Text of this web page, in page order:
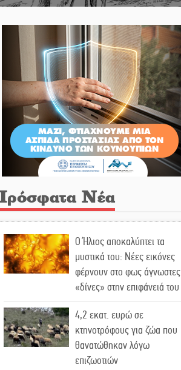
Νέα
Ο Ήλιος αποκαλύπτει τα
μυστικά του: Νέες εικόνες
φέρνουν στο φως άγνωστες
«δίνες» στην επιφάνειά του
4,2 εκατ. ευρώ σε
κτηνοτρόφους για ζώα που
θανατώθηκαν λόγω
επιζωοτιών